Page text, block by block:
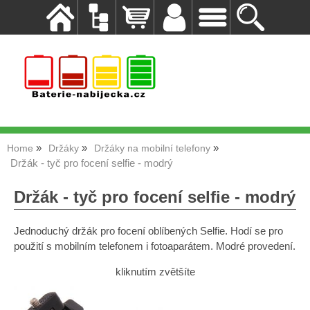
Home Držáky Držáky na mobilní telefony
Držák - tyč pro focení selfie - modrý
Držák - tyč pro focení selfie - modrý
Jednoduchý držák pro focení oblíbených Selfie. Hodí se pro
použití s mobilním telefonem i fotoaparátem. Modré provedení.
kliknutím zvětšíte